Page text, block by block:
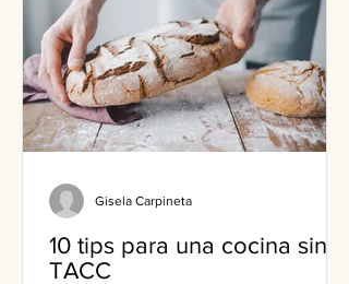
10 tips para una cocina sin
TACC
Gisela Carpineta